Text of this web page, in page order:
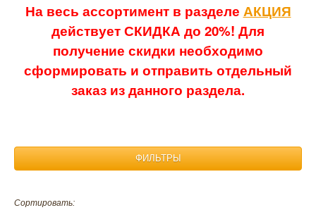
На весь ассортимент в разделе АКЦИЯ
действует СКИДКА до 20%! Для
получение скидки необходимо
сформировать и отправить отдельный
заказ из данного раздела.
ФИЛЬТРЫ
Размер:
Сортировать: